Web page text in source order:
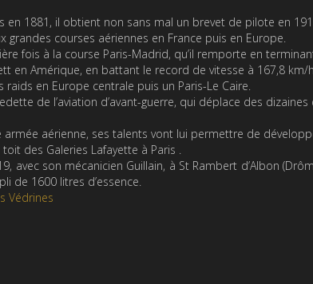
en 1881, il obtient non sans mal un brevet de pilote en
grandes courses aériennes en France puis en Europe.
fois à la course Paris-Madrid, qu’il remporte en
en Amérique, en battant le record de vitesse à 167,8 km/
raids en Europe centrale puis un Paris-Le Caire.
de l’aviation d’avant-guerre, qui déplace des
armée aérienne, ses talents vont lui permettre de
des Galeries Lafayette à Paris .
avec son mécanicien Guillain, à St Rambert d’Albon
de 1600 litres d’essence.
Védrines